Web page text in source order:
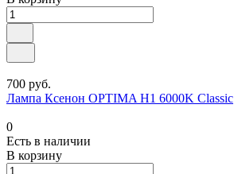
700 руб.
Лампа Ксенон OPTIMA H1 6000K Classic
0
Есть в наличии
В корзину